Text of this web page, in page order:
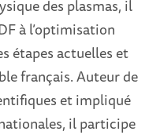
des plasmas, il
à l’optimisation
étapes actuelles et
français. Auteur de
et impliqué
il participe